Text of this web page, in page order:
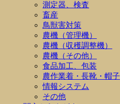
測定器、検査
畜産
鳥獣害対策
農機（管理機）
農機（収穫調整機）
農機（その他）
食品加工、包装
農作業着・長靴・帽子
情報システム
その他